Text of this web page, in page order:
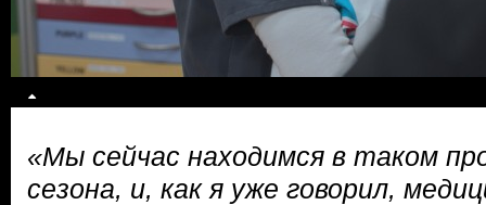
«Мы сейчас находимся в таком
сезона, и, как я уже говорил,